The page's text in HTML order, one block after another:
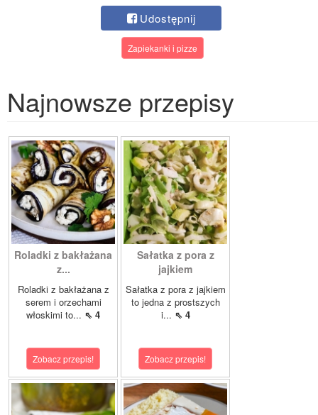
Udostępnij
Zapiekanki i pizze
Najnowsze przepisy
Roladki z bakłażana
z...
Roladki z bakłażana z
serem i orzechami
włoskimi to... ⇖ 4
Zobacz przepis!
Sałatka z pora z
jajkiem
Sałatka z pora z jajkiem
to jedna z prostszych
i... ⇖ 4
Zobacz przepis!